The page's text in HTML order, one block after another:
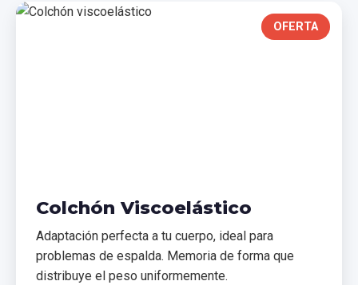
OFERTA
Colchón Viscoelástico
Adaptación perfecta a tu cuerpo, ideal para
problemas de espalda. Memoria de forma que
distribuye el peso uniformemente.